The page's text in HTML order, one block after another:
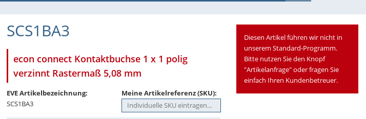
SCS1BA3
econ connect Kontaktbuchse 1 x 1 polig
verzinnt Rastermaß 5,08 mm
EVE Artikelbezeichnung:
SCS1BA3
Meine Artikelreferenz (SKU):
Diesen Artikel führen wir nicht in
unserem Standard-Programm.
Bitte nutzen Sie den Knopf
"Artikelanfrage" oder fragen Sie
einfach Ihren Kundenbetreuer.